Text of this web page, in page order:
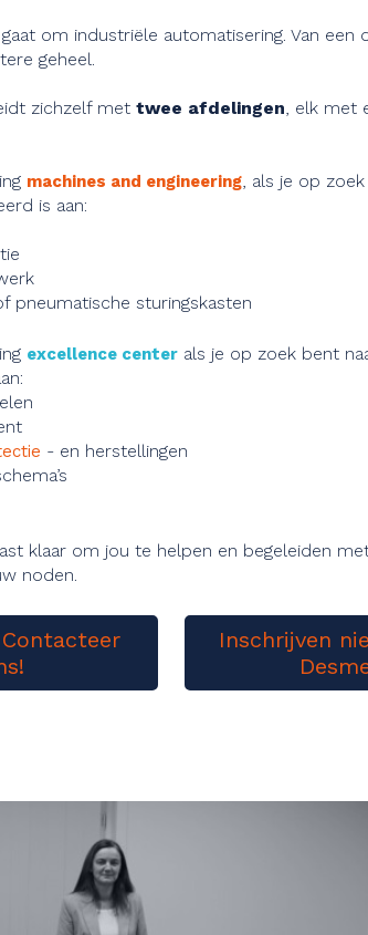
om industriële automatisering. Van een
geheel.
zichzelf met twee afdelingen, elk met
machines and engineering, als je op
is aan:
pneumatische sturingskasten
excellence center als je op zoek bent
- en herstellingen
klaar om jou te helpen en begeleiden
noden.
Inschrijven